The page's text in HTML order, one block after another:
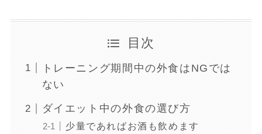
目次
トレーニング期間中の外食はNGでは
ない
ダイエット中の外食の選び方
少量であればお酒も飲めます